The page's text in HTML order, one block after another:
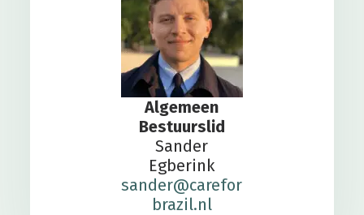
Algemeen
Bestuurslid
Sander
Egberink
sander@carefor
brazil.nl